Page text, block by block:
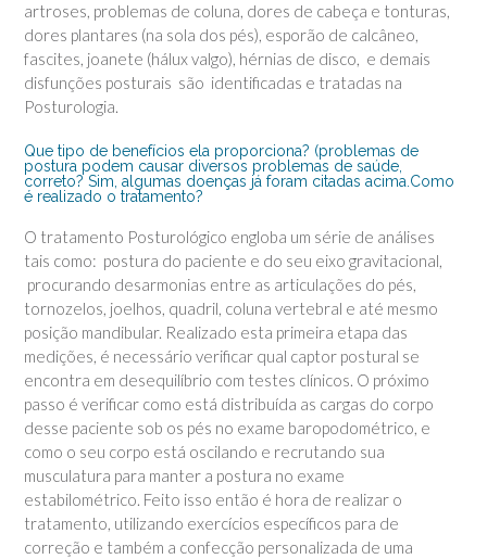
artroses, problemas de coluna, dores de cabeça e tonturas,
dores plantares (na sola dos pés), esporão de calcâneo,
fascites, joanete (hálux valgo), hérnias de disco, e demais
disfunções posturais são identificadas e tratadas na
Posturologia.
Que tipo de benefícios ela proporciona? (problemas de
postura podem causar diversos problemas de saúde,
correto? Sim, algumas doenças já foram citadas acima.Como
é realizado o tratamento?
O tratamento Posturológico engloba um série de análises
tais como: postura do paciente e do seu eixo gravitacional,
procurando desarmonias entre as articulações do pés,
tornozelos, joelhos, quadril, coluna vertebral e até mesmo
posição mandibular. Realizado esta primeira etapa das
medições, é necessário verificar qual captor postural se
encontra em desequilíbrio com testes clínicos. O próximo
passo é verificar como está distribuída as cargas do corpo
desse paciente sob os pés no exame baropodométrico, e
como o seu corpo está oscilando e recrutando sua
musculatura para manter a postura no exame
estabilométrico. Feito isso então é hora de realizar o
tratamento, utilizando exercícios específicos para de
correção e também a confecção personalizada de uma